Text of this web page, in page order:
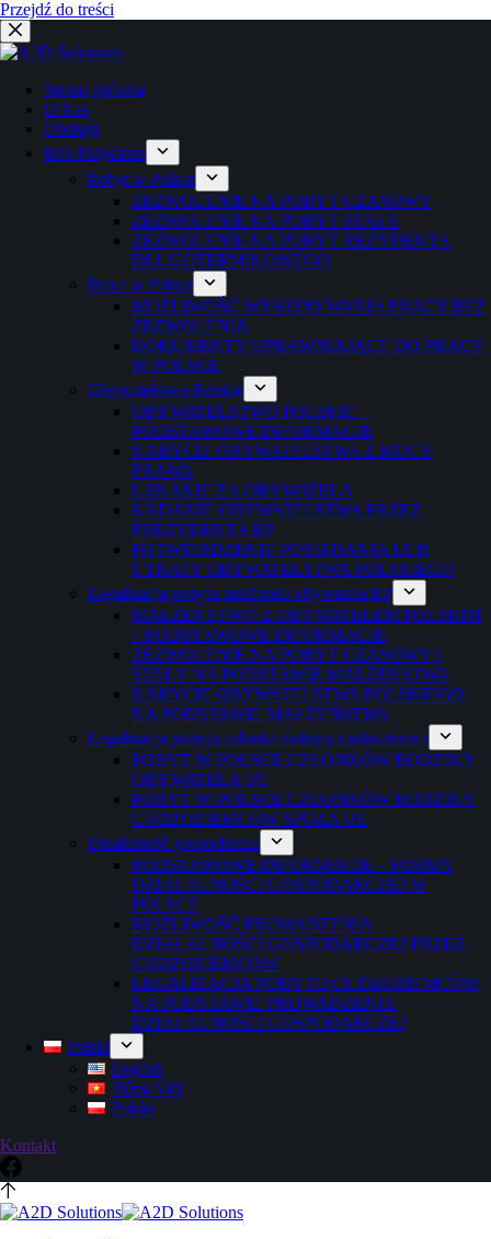
Przejdź do treści
Strona główna
O Nas
Obsługi
Info Przydatne
Pobyt w Polsce
ZEZWOLENIE NA POBYT CZASOWY
ZEZWOLENIE NA POBYT STAŁY
ZEZWOLENIE NA POBYT REZYDENTA
DŁUGOTERMINOWEGO
Praca w Polsce
MOŻLIWOŚĆ WYKONYWANIA PRACY BEZ
ZEZWOLENIA
DOKUMENTY UPRAWNIAJĄCE DO PRACY
W POLSCE
Obywatelstwo Polskie
OBYWATELSTWO POLSKIE –
PODSTAWOWE INFORMACJE
NABYCIE OBYWATELSTWA Z MOCY
PRAWA
UZNANIE ZA OBYWATELA
NADANIE OBYWATELSTWA PRZEZ
PREZYDENTA RP
POTWIERDZENIE POSIADANIA LUB
UTRATY OBYWATELSTWA POLSKIEGO
Legalizacja pobytu małżonka obywatela RP
MAŁŻEŃSTWO Z OBYWATELEM POLSKIM
– PODSTAWOWE INFORMACJE
ZEZWOLENIE NA POBYT CZASOWY I
STAŁY NA PODSTAWIE MAŁŻEŃSTWA
NABYCIE OBYWATELSTWA POLSKIEGO
NA PODSTAWIE MAŁŻEŃSTWA
Legalizacja pobytu członka rodziny cudzoziemca
POBYT W POLSCE CZŁONKÓW RODZINY
OBYWATELA UE
POBYT W POLSCE CZŁONKÓW RODZINY
CUDZOZIEMCÓW SPOZA UE
Działalność gospodarcza
PODSTAWOWE INFORMACJE – FORMY
DZIAŁALNOŚCI GOSPODARCZEJ W
POLSCE
MOŻLIWOŚĆ PROWADZENIA
DZIAŁALNOŚCI GOSPODARCZEJ PRZEZ
CUDZOZIEMCÓW
LEGALIZACJA POBYTU CUDZOZIEMCÓW
NA PODSTAWIE PROWADZENIA
DZIAŁALNOŚCI GOSPODARCZEJ
Polski
English
Tiếng Việt
Polski
Kontakt